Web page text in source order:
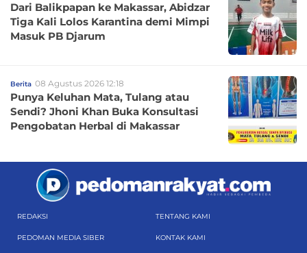
Dari Balikpapan ke Makassar, Abidzar
Tiga Kali Lolos Karantina demi Mimpi
Masuk PB Djarum
Berita 08 Agustus 2026 12:18
Punya Keluhan Mata, Tulang atau
Sendi? Jhoni Khan Buka Konsultasi
Pengobatan Herbal di Makassar
REDAKSI TENTANG KAMI
PEDOMAN MEDIA SIBER KONTAK KAMI